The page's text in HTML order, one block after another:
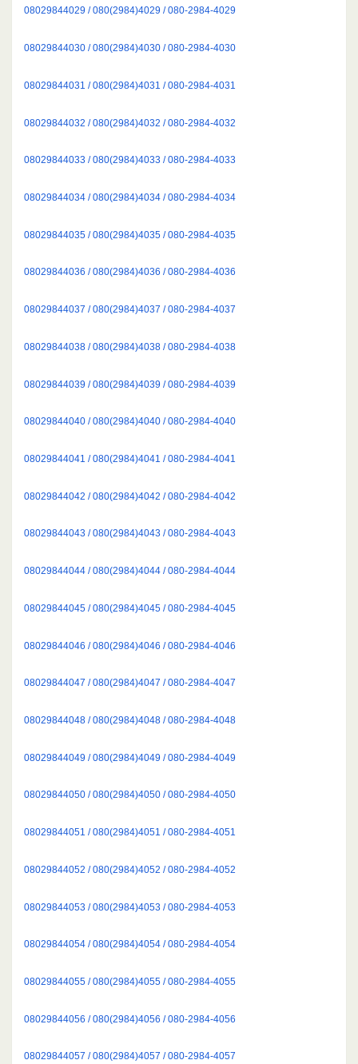
08029844029 / 080(2984)4029 / 080-2984-4029
08029844030 / 080(2984)4030 / 080-2984-4030
08029844031 / 080(2984)4031 / 080-2984-4031
08029844032 / 080(2984)4032 / 080-2984-4032
08029844033 / 080(2984)4033 / 080-2984-4033
08029844034 / 080(2984)4034 / 080-2984-4034
08029844035 / 080(2984)4035 / 080-2984-4035
08029844036 / 080(2984)4036 / 080-2984-4036
08029844037 / 080(2984)4037 / 080-2984-4037
08029844038 / 080(2984)4038 / 080-2984-4038
08029844039 / 080(2984)4039 / 080-2984-4039
08029844040 / 080(2984)4040 / 080-2984-4040
08029844041 / 080(2984)4041 / 080-2984-4041
08029844042 / 080(2984)4042 / 080-2984-4042
08029844043 / 080(2984)4043 / 080-2984-4043
08029844044 / 080(2984)4044 / 080-2984-4044
08029844045 / 080(2984)4045 / 080-2984-4045
08029844046 / 080(2984)4046 / 080-2984-4046
08029844047 / 080(2984)4047 / 080-2984-4047
08029844048 / 080(2984)4048 / 080-2984-4048
08029844049 / 080(2984)4049 / 080-2984-4049
08029844050 / 080(2984)4050 / 080-2984-4050
08029844051 / 080(2984)4051 / 080-2984-4051
08029844052 / 080(2984)4052 / 080-2984-4052
08029844053 / 080(2984)4053 / 080-2984-4053
08029844054 / 080(2984)4054 / 080-2984-4054
08029844055 / 080(2984)4055 / 080-2984-4055
08029844056 / 080(2984)4056 / 080-2984-4056
08029844057 / 080(2984)4057 / 080-2984-4057